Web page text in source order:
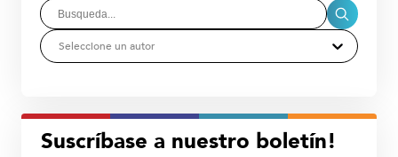
Seleccione un autor
Suscríbase a nuestro boletín!